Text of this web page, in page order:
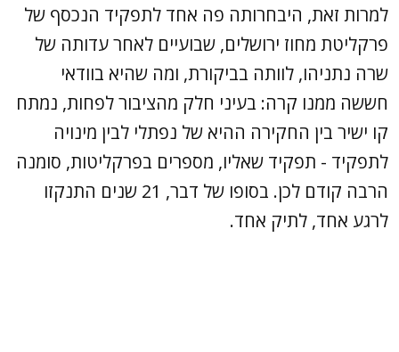
למרות זאת, היבחרותה פה אחד לתפקיד הנכסף של
פרקליטת מחוז ירושלים, שבועיים לאחר עדותה של
שרה נתניהו, לוותה בביקורת, ומה שהיא בוודאי
חששה ממנו קרה: בעיני חלק מהציבור לפחות, נמתח
קו ישיר בין החקירה ההיא של נפתלי לבין מינויה
לתפקיד - תפקיד שאליו, מספרים בפרקליטות, סומנה
הרבה קודם לכן. בסופו של דבר, 21 שנים התנקזו
לרגע אחד, לתיק אחד.